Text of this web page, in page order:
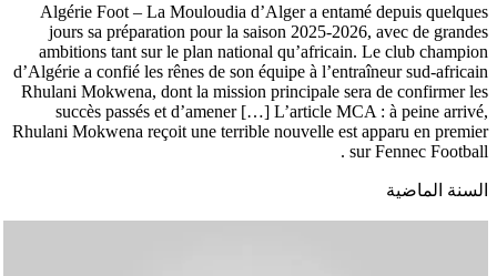
Algérie Foot – La Mouloudia d’Alger a entamé depuis quelques
jours sa préparation pour la saison 2025-2026, avec de grandes
ambitions tant sur le plan national qu’africain. Le club champion
d’Algérie a confié les rênes de son équipe à l’entraîneur sud-africain
Rhulani Mokwena, dont la mission principale sera de confirmer les
succès passés et d’amener […] L’article MCA : à peine arrivé,
Rhulani Mokwena reçoit une terrible nouvelle est apparu en premier
sur Fennec Football .
السنة الماضية